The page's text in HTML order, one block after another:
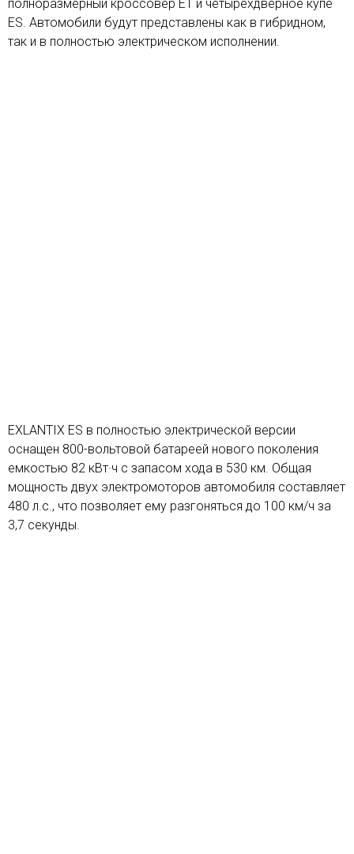
полноразмерный кроссовер ET и четырехдверное купе
ES. Автомобили будут представлены как в гибридном,
так и в полностью электрическом исполнении.
EXLANTIX ES в полностью электрической версии
оснащен 800-вольтовой батареей нового поколения
емкостью 82 кВт·ч с запасом хода в 530 км. Общая
мощность двух электромоторов автомобиля составляет
480 л.с., что позволяет ему разгоняться до 100 км/ч за
3,7 секунды.